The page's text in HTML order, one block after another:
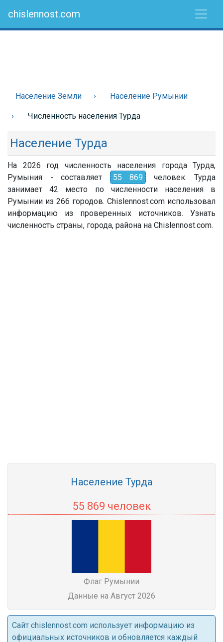
chislennost.com
Население Земли Население Румынии
Численность населения Турда
Население Турда
На 2026 год численность населения города Турда,
Румыния - составляет
55 869
человек. Турда
занимает 42 место по численности населения в
Румынии из 266 городов. Chislennost.com использовал
информацию из проверенных источников. Узнать
численность страны, города, района на Chislennost.com.
Население Турда
55 869 человек
Флаг Румынии
Данные на Август 2026
Cайт chislennost.com использует информацию из
официальных источников и обновляется каждый